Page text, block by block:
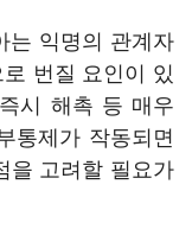
는 익명의 관계자
번질 요인이 있
시 해촉 등 매우
통제가 작동되면
을 고려할 필요가